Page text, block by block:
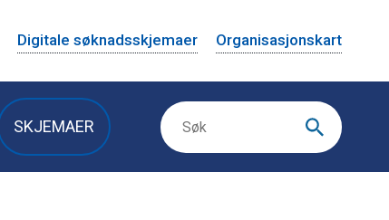
Digitale søknadsskjemaer Organisasjonskart
SKJEMAER